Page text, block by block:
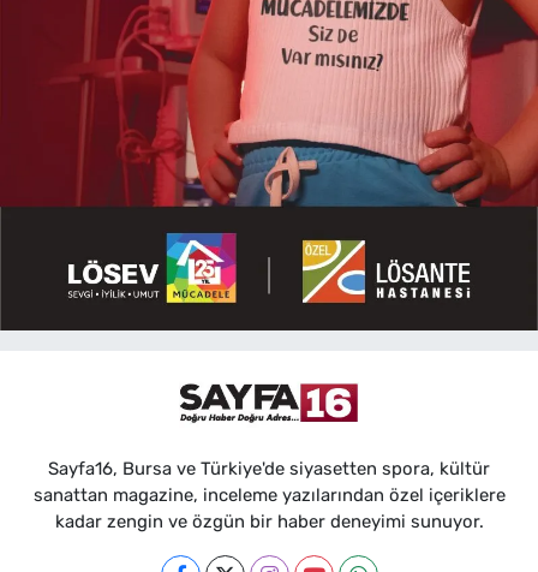
Sayfa16, Bursa ve Türkiye'de siyasetten spora, kültür
sanattan magazine, inceleme yazılarından özel içeriklere
kadar zengin ve özgün bir haber deneyimi sunuyor.